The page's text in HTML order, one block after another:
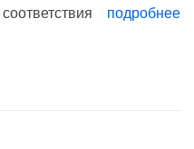
подробнее